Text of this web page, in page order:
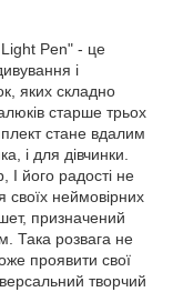
Light Pen" - це
і
яких складно
старше трьох
стане вдалим
і для дівчинки.
І його радості не
своїх неймовірних
призначений
Така розвага не
проявити свої
творчий